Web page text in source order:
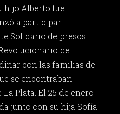
hijo Alberto fue
a participar
Solidario de presos
del
con las familias de
se encontraban
Plata. El 25 de enero
junto con su hija Sofía